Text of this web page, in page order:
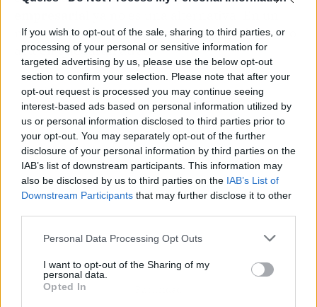
If you wish to opt-out of the sale, sharing to third parties, or
processing of your personal or sensitive information for
targeted advertising by us, please use the below opt-out
section to confirm your selection. Please note that after your
opt-out request is processed you may continue seeing
interest-based ads based on personal information utilized by
us or personal information disclosed to third parties prior to
your opt-out. You may separately opt-out of the further
disclosure of your personal information by third parties on the
IAB’s list of downstream participants. This information may
also be disclosed by us to third parties on the IAB’s List of
Downstream Participants that may further disclose it to other
Personal Data Processing Opt Outs
I want to opt-out of the Sharing of my
personal data.
Opted In
mercado global cada vez más veloz, quienes no
actúen quedarán atrás.